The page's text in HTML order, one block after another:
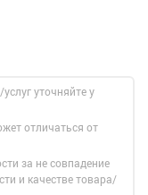
уточняйте у
отличаться от
за не совпадение
и качестве товара/